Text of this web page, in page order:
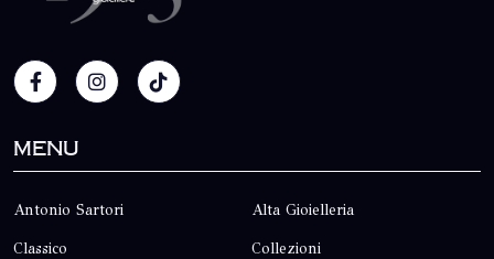
Menu
Antonio Sartori Alta Gioielleria
Classico Collezioni